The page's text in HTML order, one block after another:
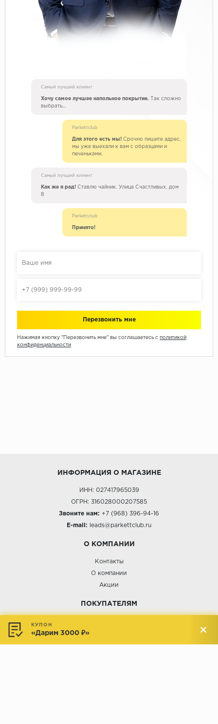
Самый лучший клиент
Хочу самое лучшее напольное покрытие. Так сложно
выбрать…
Parkettclub
Для этого есть мы! Срочно пишите адрес,
мы уже выехали к вам с образцами и
печеньками.
Самый лучший клиент
Как же я рад! Ставлю чайник. Улица Счастливых, дом
8
Parkettclub
Принято!
Нажимая кнопку "Перезвонить мне" вы соглашаетесь с политикой
конфиденциальности
ИНФОРМАЦИЯ О МАГАЗИНЕ
ИНН: 027417965039
ОГРН: 316028000207585
Звоните нам: +7 (968) 396-94-16
E-mail: leads@parkettclub.ru
О КОМПАНИИ
Контакты
О компании
Акции
ПОКУПАТЕЛЯМ
Доставка и оплата
Обмен и возврат
КУПОН
«Дарим 3000 ₽»